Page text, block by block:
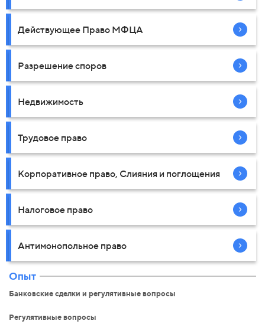
Действующее Право МФЦА
Разрешение споров
Недвижимость
Трудовое право
Корпоративное право, Слияния и поглощения
Налоговое право
Антимонопольное право
Опыт
Банковские сделки и регулятивные вопросы
Регулятивные вопросы